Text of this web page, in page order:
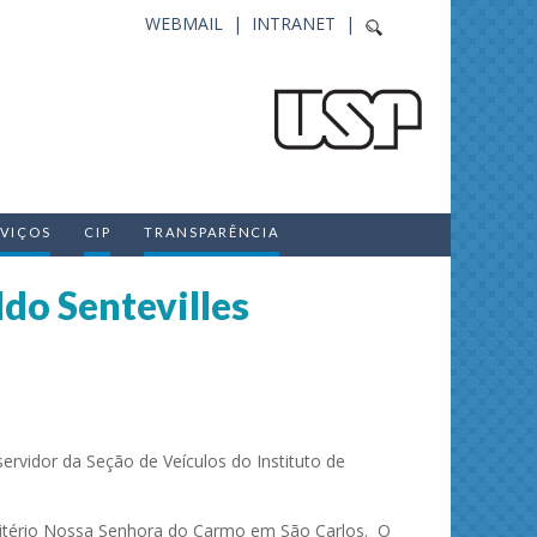
INTRANET |
WEBMAIL |
CIP TRANSPARÊNCIA
Sentevilles
da Seção de Veículos do Instituto de
Nossa Senhora do Carmo em São Carlos. O